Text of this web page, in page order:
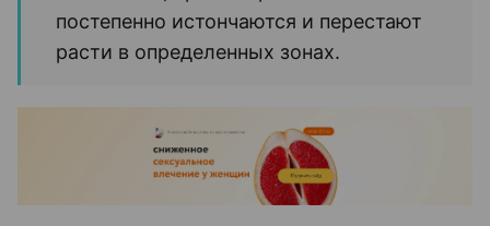
постепенно истончаются и перестают
расти в определенных зонах.